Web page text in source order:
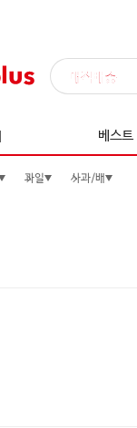
매직배송
베스트
과일 사과/배